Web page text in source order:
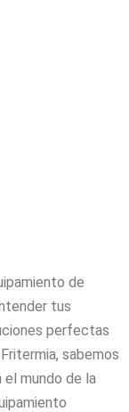
de
tus
perfectas
sabemos
mundo de la